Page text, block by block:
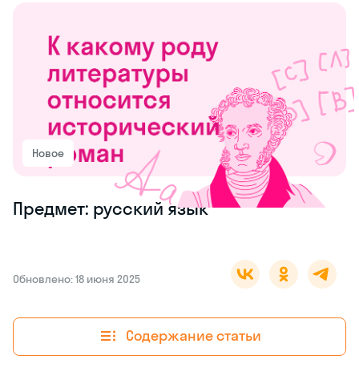
Новое
Предмет: русский язык
Обновлено: 18 июня 2025
Содержание статьи